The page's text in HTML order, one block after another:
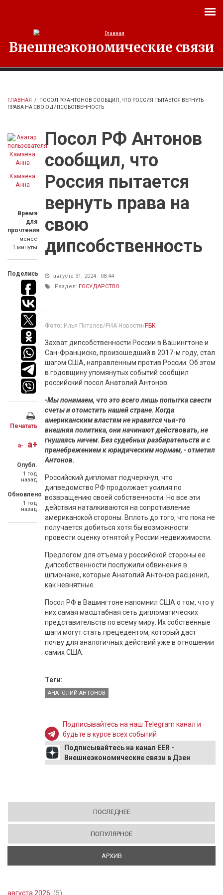
Внешнеэкономические связи
ГЛАВНАЯ /
ПОСОЛ РФ АНТОНОВ СООБЩИЛ, ЧТО РОССИЯ ПЫТАЕТСЯ ВЕРНУТЬ
ПРАВА НА СВОЮ ДИПСОБСТВЕННОСТЬ
Камаева
Анна
Время
для
прочтения
менее
1 минуты
Поделись
Печатать
a- a+
Опубл.
1 год
назад
Обновлено
1 год
назад
Посол РФ Антонов
сообщил, что
Россия пытается
вернуть права на
свою
дипсобственность
августа 31, 2024 - 08:44
Раздел: ГОСУДАРСТВО
Фото: Илья Питалев/РИА Новости/РБК
Захват дипсобственности России в Вашингтоне и
Сан-Франциско, произошедший в 2017-м году, стал
шагом США, направленным против России. Об этом
в годовщину упомянутых событий сообщил
российский посол Анатолий Антонов.
-Мы понимаем, что это всего лишь попытка свести
счеты и отомстить нашей стране. Когда
американским властям не нравится чья-то
внешняя политика, они начинают действовать, не
гнушаясь ничем. Без судебных разбирательств и с
пренебрежением к юридическим нормам, - отметил
Антонов.
Российский дипломат подчеркнул, что
дипведомство РФ продолжает усилия по
возвращению своей собственности. Но все эти
действия наталкиваются на сопротивление
американской стороны. Вплоть до того, что пока не
получается добиться хотя бы возможности
провести оценку отнятой у России недвижимости.
Предлогом для отъема у российской стороны ее
дипсобственности послужили обвинения в
шпионаже, которые Анатолий Антонов расценил,
как невнятные.
Посол РФ в Вашингтоне напомнил США о том, что у
них самая масштабная сеть дипломатических
представительств по всему миру. Их собственные
шаги могут стать прецедентом, который даст
почву для аналогичных действий уже в отношении
самих США.
Теги:
АНАТОЛИЙ АНТОНОВ
Подписывайтесь на наш Telegram канал и
будьте в курсе всех событий
Подписывайтесь на канал EER -
Внешнеэкономические связи в Дзен
ПОСЛЕДНЕЕ
ПОПУЛЯРНОЕ
АРХИВ
августа 2026 (5)